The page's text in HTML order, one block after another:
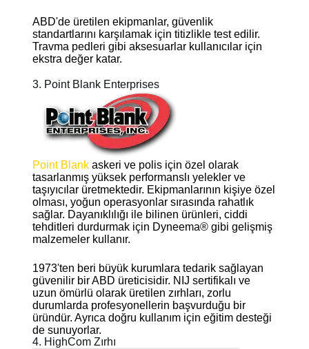
ABD'de üretilen ekipmanlar, güvenlik
standartlarını karşılamak için titizlikle test edilir.
Travma pedleri gibi aksesuarlar kullanıcılar için
ekstra değer katar.
3. Point Blank Enterprises
Point Blank askeri ve polis için özel olarak
tasarlanmış yüksek performanslı yelekler ve
taşıyıcılar üretmektedir. Ekipmanlarının kişiye özel
olması, yoğun operasyonlar sırasında rahatlık
sağlar. Dayanıklılığı ile bilinen ürünleri, ciddi
tehditleri durdurmak için Dyneema® gibi gelişmiş
malzemeler kullanır.
1973'ten beri büyük kurumlara tedarik sağlayan
güvenilir bir ABD üreticisidir. NIJ sertifikalı ve
uzun ömürlü olarak üretilen zırhları, zorlu
durumlarda profesyonellerin başvurduğu bir
üründür. Ayrıca doğru kullanım için eğitim desteği
de sunuyorlar.
4. HighCom Zırhı